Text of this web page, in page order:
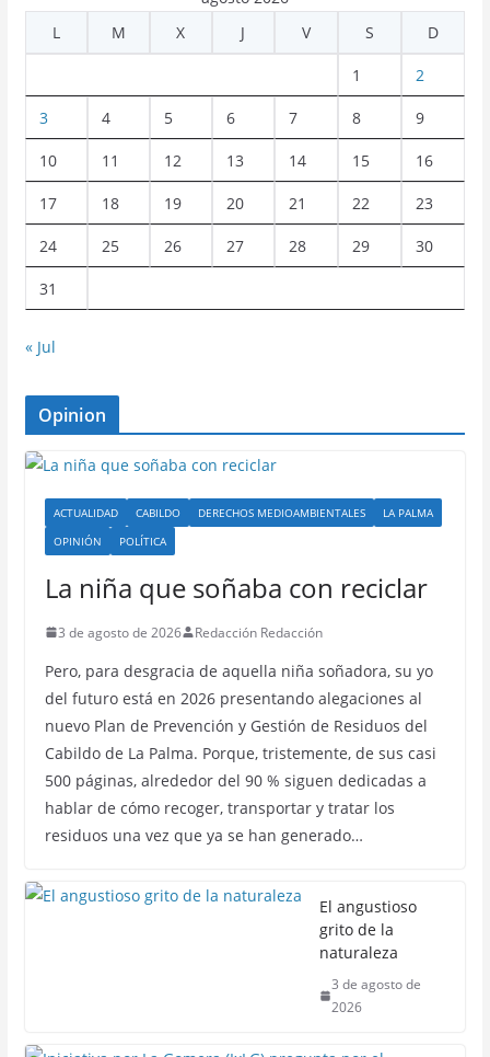
L
M X J V S D
1 2
3 4 5 6 7 8 9
10 11 12 13 14 15 16
17 18 19 20 21 22 23
24 25 26 27 28 29 30
31
« Jul
Opinion
ACTUALIDAD CABILDO DERECHOS MEDIOAMBIENTALES
LA PALMA
OPINIÓN
POLÍTICA
La niña que soñaba con reciclar
3 de agosto de 2026 Redacción Redacción
Pero, para desgracia de aquella niña soñadora, su yo
del futuro está en 2026 presentando alegaciones al
nuevo Plan de Prevención y Gestión de Residuos del
Cabildo de La Palma. Porque, tristemente, de sus casi
500 páginas, alrededor del 90 % siguen dedicadas a
hablar de cómo recoger, transportar y tratar los
residuos una vez que ya se han generado…
El angustioso
grito de la
naturaleza
3 de agosto de
2026